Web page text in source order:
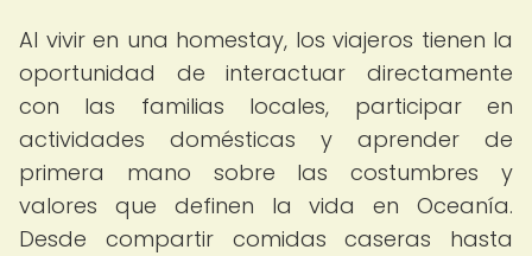
Al vivir en una homestay, los viajeros tienen la
oportunidad de interactuar directamente
con las familias locales, participar en
actividades domésticas y aprender de
primera mano sobre las costumbres y
valores que definen la vida en Oceanía.
Desde compartir comidas caseras hasta